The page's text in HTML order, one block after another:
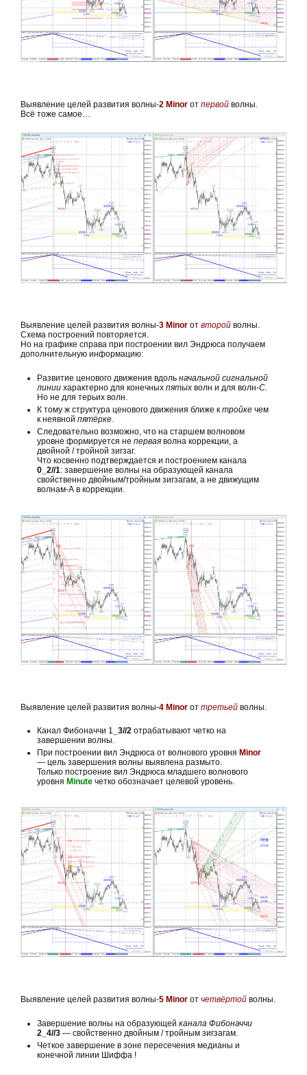
Выявление целей развития волны-2 Minor от первой волны.
Всё тоже самое…
Выявление целей развития волны-3 Minor от второй волны.
Схема построений повторяется.
Но на графике справа при построении вил Эндрюса получаем
дополнительную информацию:
Развитие ценового движения вдоль начальной сигнальной
линии характерно для конечных пятых волн и для волн-С.
Но не для терьих волн.
К тому ж структура ценового движения ближе к тройке чем
к неявной пятёрке
Следовательно возможно, что на старшем волновом
уровне формируется не первая волна коррекции, а
двойной / тройной зигзаг.
Что косвенно подтверждается и построением канала
0_2//1: завершение волны на образующей канала
свойственно двойным/тройным зигзагам, а не движущим
волнам-А в коррекции.
Выявление целей развития волны-4 Minor от третьей волны.
Канал Фибоначчи 1 _3//2 отрабатывают четко на
завершении волны.
При построении вил Эндрюса от волнового уровня Minor
— цель завершения волны выявлена размыто.
Только построение вил Эндрюса младшего волнового
уровня Minute четко обозначает целевой уровень.
Выявление целей развития волны-5 Minor от четвёртой волны.
Завершение волны на образующей канала Фибоначчи
2_4//3 — свойственно двойным / тройным зигзагам.
Четкое завершение в зоне пересечения медианы и
конечной линии Шиффа !